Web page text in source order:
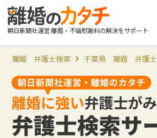
朝日新聞社運営 離婚・不倫慰謝料の解決をサポート
離婚 弁護士検索 千葉県 離婚 弁護士